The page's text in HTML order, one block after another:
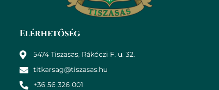
Elérhetőség
5474 Tiszasas, Rákóczi F. u. 32.
titkarsag@tiszasas.hu
+36 56 326 001